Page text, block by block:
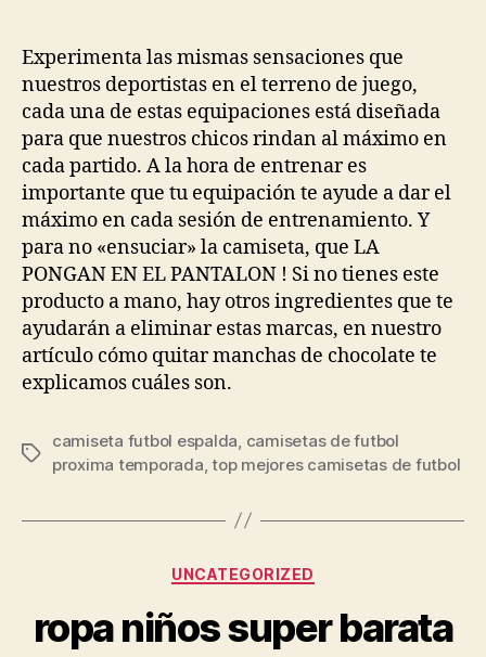
entrada
entrada
Experimenta las mismas sensaciones que
nuestros deportistas en el terreno de juego,
cada una de estas equipaciones está diseñada
para que nuestros chicos rindan al máximo en
cada partido. A la hora de entrenar es
importante que tu equipación te ayude a dar el
máximo en cada sesión de entrenamiento. Y
para no «ensuciar» la camiseta, que LA
PONGAN EN EL PANTALON ! Si no tienes este
producto a mano, hay otros ingredientes que te
ayudarán a eliminar estas marcas, en nuestro
artículo cómo quitar manchas de chocolate te
explicamos cuáles son.
Etiquetas
camiseta futbol espalda camisetas de futbol
proxima temporada ,top mejores camisetas de futbol
Categorías
UNCATEGORIZED
ropa niños super barata